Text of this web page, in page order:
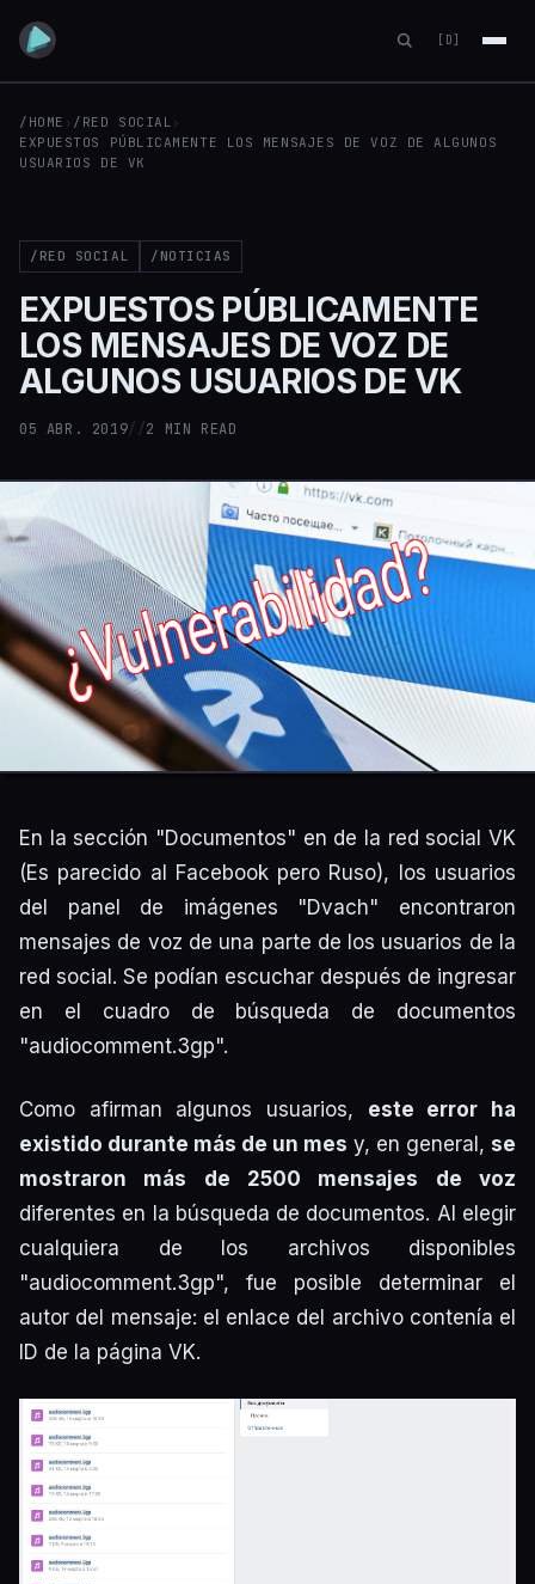
[D]
/HOME › /RED SOCIAL ›
EXPUESTOS PÚBLICAMENTE LOS MENSAJES DE VOZ DE ALGUNOS
USUARIOS DE VK
/RED SOCIAL /NOTICIAS
EXPUESTOS PÚBLICAMENTE
LOS MENSAJES DE VOZ DE
ALGUNOS USUARIOS DE VK
05 ABR. 2019//2 MIN READ
En la sección "Documentos" en de la red social VK
(Es parecido al Facebook pero Ruso), los usuarios
del panel de imágenes "Dvach" encontraron
mensajes de voz de una parte de los usuarios de la
red social. Se podían escuchar después de ingresar
en el cuadro de búsqueda de documentos
"audiocomment.3gp".
Como afirman algunos usuarios, este error ha
existido durante más de un mes y, en general, se
mostraron más de 2500 mensajes de voz
diferentes en la búsqueda de documentos. Al elegir
cualquiera de los archivos disponibles
"audiocomment.3gp", fue posible determinar el
autor del mensaje: el enlace del archivo contenía el
ID de la página VK.